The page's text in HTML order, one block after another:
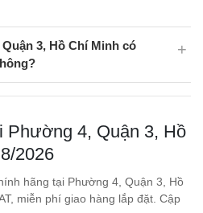
3, Hồ Chí Minh có
Phường 4, Quận 3, Hồ
2026
hãng tại Phường 4, Quận 3, Hồ
miễn phí giao hàng lắp đặt. Cập